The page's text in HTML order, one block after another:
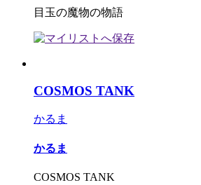
目玉の魔物の物語
COSMOS TANK
かるま
かるま
COSMOS TANK